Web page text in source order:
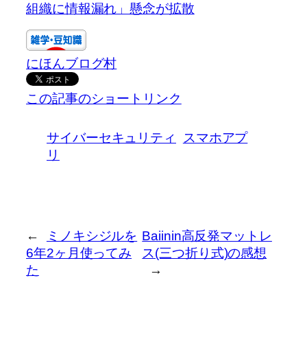
組織に情報漏れ」懸念が拡散
にほんブログ村
この記事のショートリンク
サイバーセキュリティ
スマホアプ
リ
←
ミノキシジルを
6年2ヶ月使ってみ
た
Baiinin高反発マットレ
ス(三つ折り式)の感想
→